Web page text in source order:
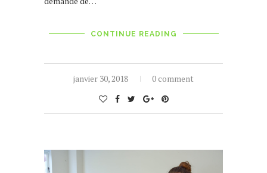
CONTINUE READING
janvier 30, 2018 0 comment